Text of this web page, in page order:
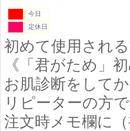
今日
定休日
初めて使用され
《「君がため」
お肌診断をして
リピーターの方
注文時メモ欄に